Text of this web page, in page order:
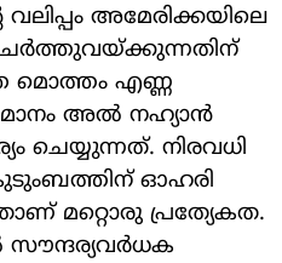
അമേരിക്കയിലെ
മൊത്തം എണ്ണ
അല്‍ നഹ്യാന്‍
നിരവധി
ഓഹരി
മറ്റൊരു പ്രത്യേകത.